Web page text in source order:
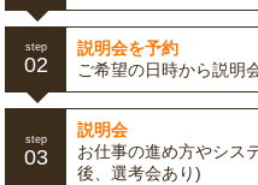
step
02
説明会を予約
ご希望の日時から説明
step
03
説明会
お仕事の進め方やシス
後、選考会あり)